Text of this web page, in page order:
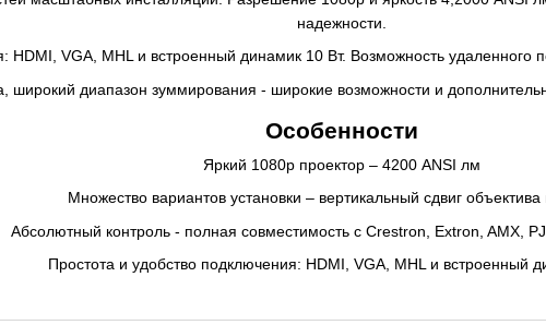
надежности.
HDMI, VGA, MHL и встроенный динамик 10 Вт. Возможность
диапазон зуммирования - широкие возможности и
Особенности
Яркий 1080p проектор – 4200 ANSI лм
Множество вариантов установки – вертикальный сдвиг
Абсолютный контроль - полная совместимость с Crestron, Extron, AMX,
Простота и удобство подключения: HDMI, VGA, MHL и встроенный